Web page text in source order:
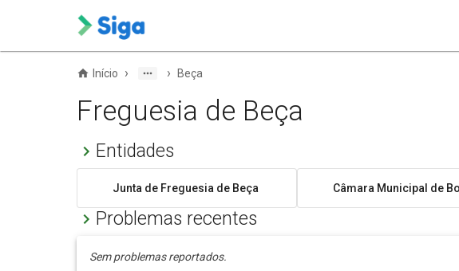
Início › › Beça
Freguesia de Beça
Entidades
Junta de Freguesia de Beça Câmara Municipal de
Problemas recentes
Sem problemas reportados.